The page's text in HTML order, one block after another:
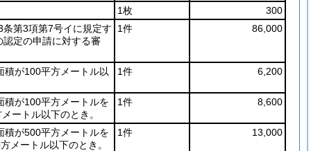
1枚
300
第3項第7号イに規定す
定の申請に対する審
1件 86,000
積が100平方メートル以
1件 6,200
積が100平方メートルを
ートル以下のとき。
1件 8,600
積が500平方メートルを
メートル以下のとき。
1件 13,000